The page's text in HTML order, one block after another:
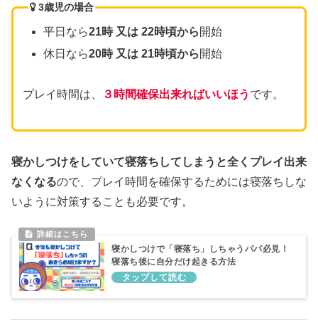
3歳児の場合
平日なら21時 又は 22時頃から 開始
休日なら20時 又は 21時頃から 開始
プレイ時間は、 ３時間確保出来ればいいほう です。
寝かしつけをしていて寝落ちしてしまうと全くプレイ出来
なくなるので、プレイ時間を確保するためには寝落ちしな
いように対策することも必要です。
寝かしつけで「寝落ち」しちゃうパパ必見！
寝落ち後に自分だけ起きる方法